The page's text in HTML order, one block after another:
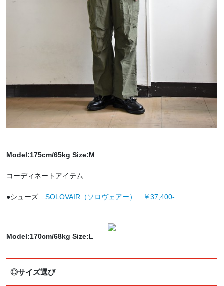
Model:175cm/65kg Size:M
コーディネートアイテム
●シューズSOLOVAIR（ソロヴェアー） ￥37,400-
Model:170cm/68kg Size:L
◎サイズ選び